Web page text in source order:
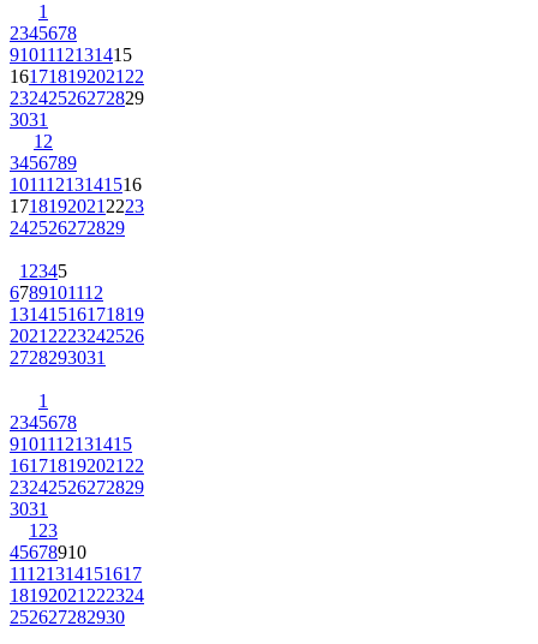
1
2345678
9101112131415
16171819202122
23242526272829
3031
12
3456789
10111213141516
17181920212223
242526272829
12345
6789101112
13141516171819
20212223242526
2728293031
1
2345678
9101112131415
16171819202122
23242526272829
3031
123
45678910
11121314151617
18192021222324
252627282930